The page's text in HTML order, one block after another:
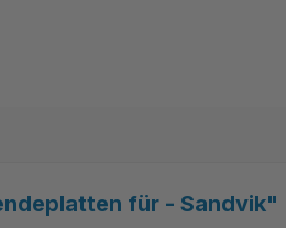
für - Sandvik"